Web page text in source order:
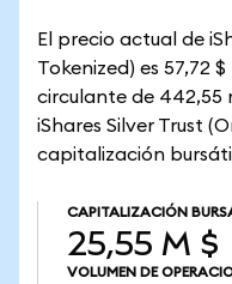
El precio actual de
Tokenized) es 57,72
circulante de 442,55
iShares Silver Trust
capitalización
CAPITALIZACIÓN
25,55 M $
VOLUMEN DE